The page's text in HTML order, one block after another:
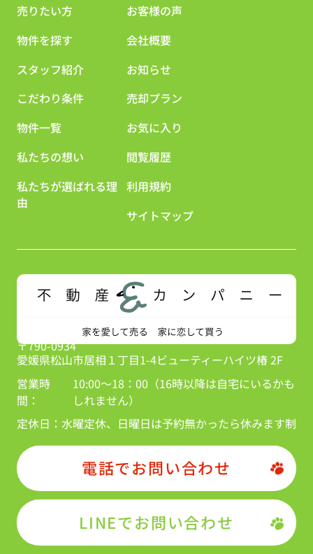
売りたい方
物件を探す
スタッフ紹介
こだわり条件
物件一覧
私たちの想い
私たちが選ばれる理
由
お客様の声
会社概要
お知らせ
売却プラン
お気に入り
閲覧履歴
利用規約
サイトマップ
〒790-0934
愛媛県松山市居相１丁目1-4ビューティーハイツ椿 2F
営業時
間：
10:00～18：00（16時以降は自宅にいるかも
しれません）
定休日： 水曜定休、日曜日は予約無かったら休みます制
電話でお問い合わせ
LINEでお問い合わせ